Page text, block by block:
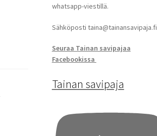
whatsapp-viestillä.
Sähköposti taina@tainansavipaja.fi
Seuraa Tainan savipajaa
Facebookissa
Tainan savipaja